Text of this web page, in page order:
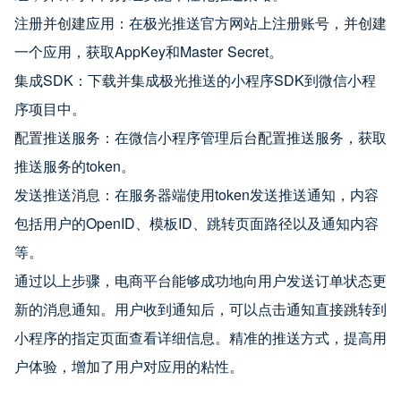
注册并创建应用：在极光推送官方网站上注册账号，并创建
一个应用，获取AppKey和Master Secret。
集成SDK：下载并集成极光推送的小程序SDK到微信小程
序项目中。
配置推送服务：在微信小程序管理后台配置推送服务，获取
推送服务的token。
发送推送消息：在服务器端使用token发送推送通知，内容
包括用户的OpenID、模板ID、跳转页面路径以及通知内容
等。
通过以上步骤，电商平台能够成功地向用户发送订单状态更
新的消息通知。用户收到通知后，可以点击通知直接跳转到
小程序的指定页面查看详细信息。精准的推送方式，提高用
户体验，增加了用户对应用的粘性。